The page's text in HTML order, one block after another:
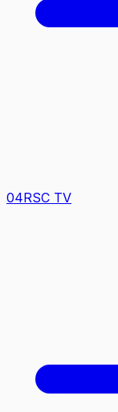
04RSC TV